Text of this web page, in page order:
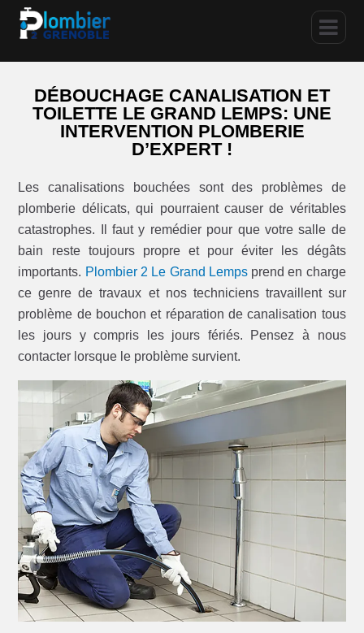
DÉBOUCHAGE CANALISATION ET
TOILETTE LE GRAND LEMPS: UNE
INTERVENTION PLOMBERIE
D’EXPERT !
Les canalisations bouchées sont des problèmes de
plomberie délicats, qui pourraient causer de véritables
catastrophes. Il faut y remédier pour que votre salle de
bain reste toujours propre et pour éviter les dégâts
importants. Plombier 2 Le Grand Lempsprend en charge
ce genre de travaux et nos techniciens travaillent sur
problème de bouchon et réparation de canalisation tous
les jours y compris les jours fériés. Pensez à nous
contacter lorsque le problème survient.